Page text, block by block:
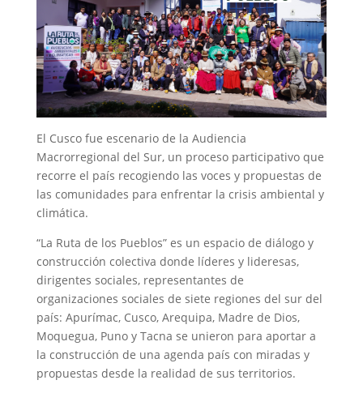
El Cusco fue escenario de la Audiencia
Macrorregional del Sur, un proceso participativo que
recorre el país recogiendo las voces y propuestas de
las comunidades para enfrentar la crisis ambiental y
climática.
“La Ruta de los Pueblos” es un espacio de diálogo y
construcción colectiva donde líderes y lideresas,
dirigentes sociales, representantes de
organizaciones sociales de siete regiones del sur del
país: Apurímac, Cusco, Arequipa, Madre de Dios,
Moquegua, Puno y Tacna se unieron para aportar a
la construcción de una agenda país con miradas y
propuestas desde la realidad de sus territorios.